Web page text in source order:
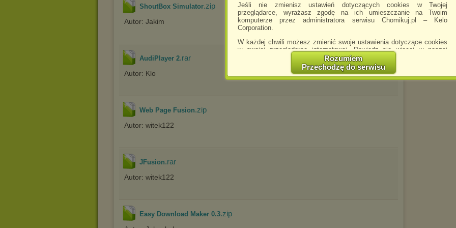
Jeśli nie zmienisz ustawień dotyczących cookies w Twojej
przeglądarce, wyrażasz zgodę na ich umieszczanie na Twoim
komputerze przez administratora serwisu Chomikuj.pl – Kelo
Corporation.
W każdej chwili możesz zmienić swoje ustawienia dotyczące cookies
w swojej przeglądarce internetowej. Dowiedz się więcej w naszej
http://chomikuj.pl/PolitykaPrywatnosci.aspx
Jednocześnie informujemy że zmiana ustawień przeglądarki może
spowodować ograniczenie korzystania ze strony Chomikuj.pl.
Rozumiem
Przechodzę do serwisu
Wojny
ShoutBox Simulator.zip
Autor: Jakim
AudiPlayer 2.rar
Autor: Klo
Web Page Fusion.zip
Autor: witek122
JFusion.rar
Autor: witek122
Easy Download Maker 0.3.zip